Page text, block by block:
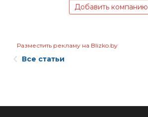
Добавить компанию
Разместить рекламу на Blizko.by
Все статьи